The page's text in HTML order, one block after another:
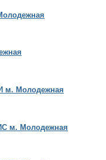
м. Молодежная
м. Молодежная